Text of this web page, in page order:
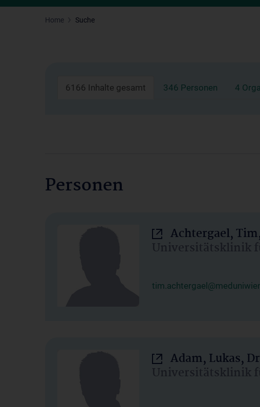
Home Suche
6166 Inhalte gesamt 346 Personen 4
Personen
Achtergael,
Universitätsklinik
Adam, Lukas,
Universitätsklinik